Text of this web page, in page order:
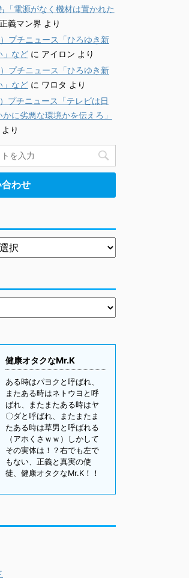
「電源がなく機材は置かれた
正義マン界 より
プチニュース「ひろゆき新
」など に アイロン より
プチニュース「ひろゆき新
」など に ワロタ より
プチニュース「テレビは日
に劣悪な環境かを伝えろ」
より
わせ
健康オタクなMr.K
ある時はパヨクと呼ばれ、
またある時はネトウヨと呼
ばれ、またまたある時はヤ
〇ダと呼ばれ、またまたま
たある時は草男と呼ばれる
（アホくさｗｗ）しかして
その実体は！？右でも左で
もない、正義と真実の使
徒、健康オタクなMr.K！！